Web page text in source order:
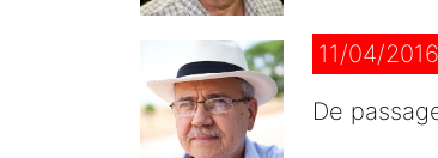
11/04/2016
De